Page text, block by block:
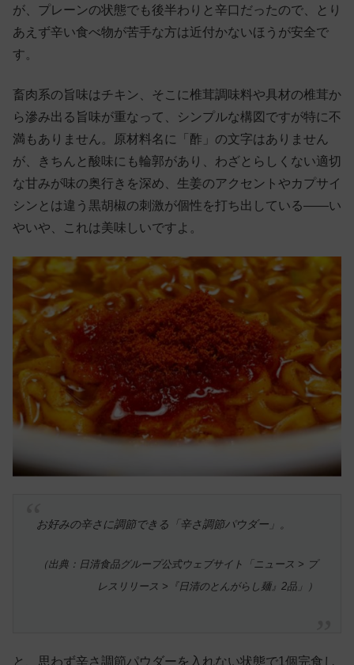
が、プレーンの状態でも後半わりと辛口だったので、とり
あえず辛い食べ物が苦手な方は近付かないほうが安全で
す。
畜肉系の旨味はチキン、そこに椎茸調味料や具材の椎茸か
ら滲み出る旨味が重なって、シンプルな構図ですが特に不
満もありません。原材料名に「酢」の文字はありません
が、きちんと酸味にも輪郭があり、わざとらしくない適切
な甘みが味の奥行きを深め、生姜のアクセントやカプサイ
シンとは違う黒胡椒の刺激が個性を打ち出している——い
やいや、これは美味しいですよ。
お好みの辛さに調節できる「辛さ調節パウダー」。
（出典：日清食品グループ公式ウェブサイト「ニュース > プ
レスリリース >『日清のとんがらし麺』2品」）
と、思わず辛さ調節パウダーを入れない状態で1個完食し